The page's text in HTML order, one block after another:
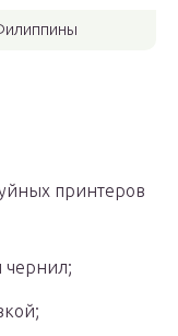
принтеров
чернил;